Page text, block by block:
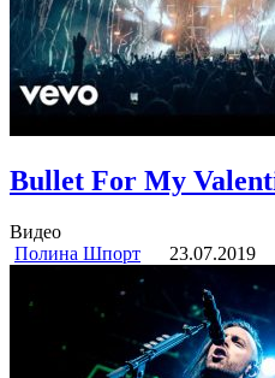
Bullet For My
Видео
Полина Шпорт
23.07.2019